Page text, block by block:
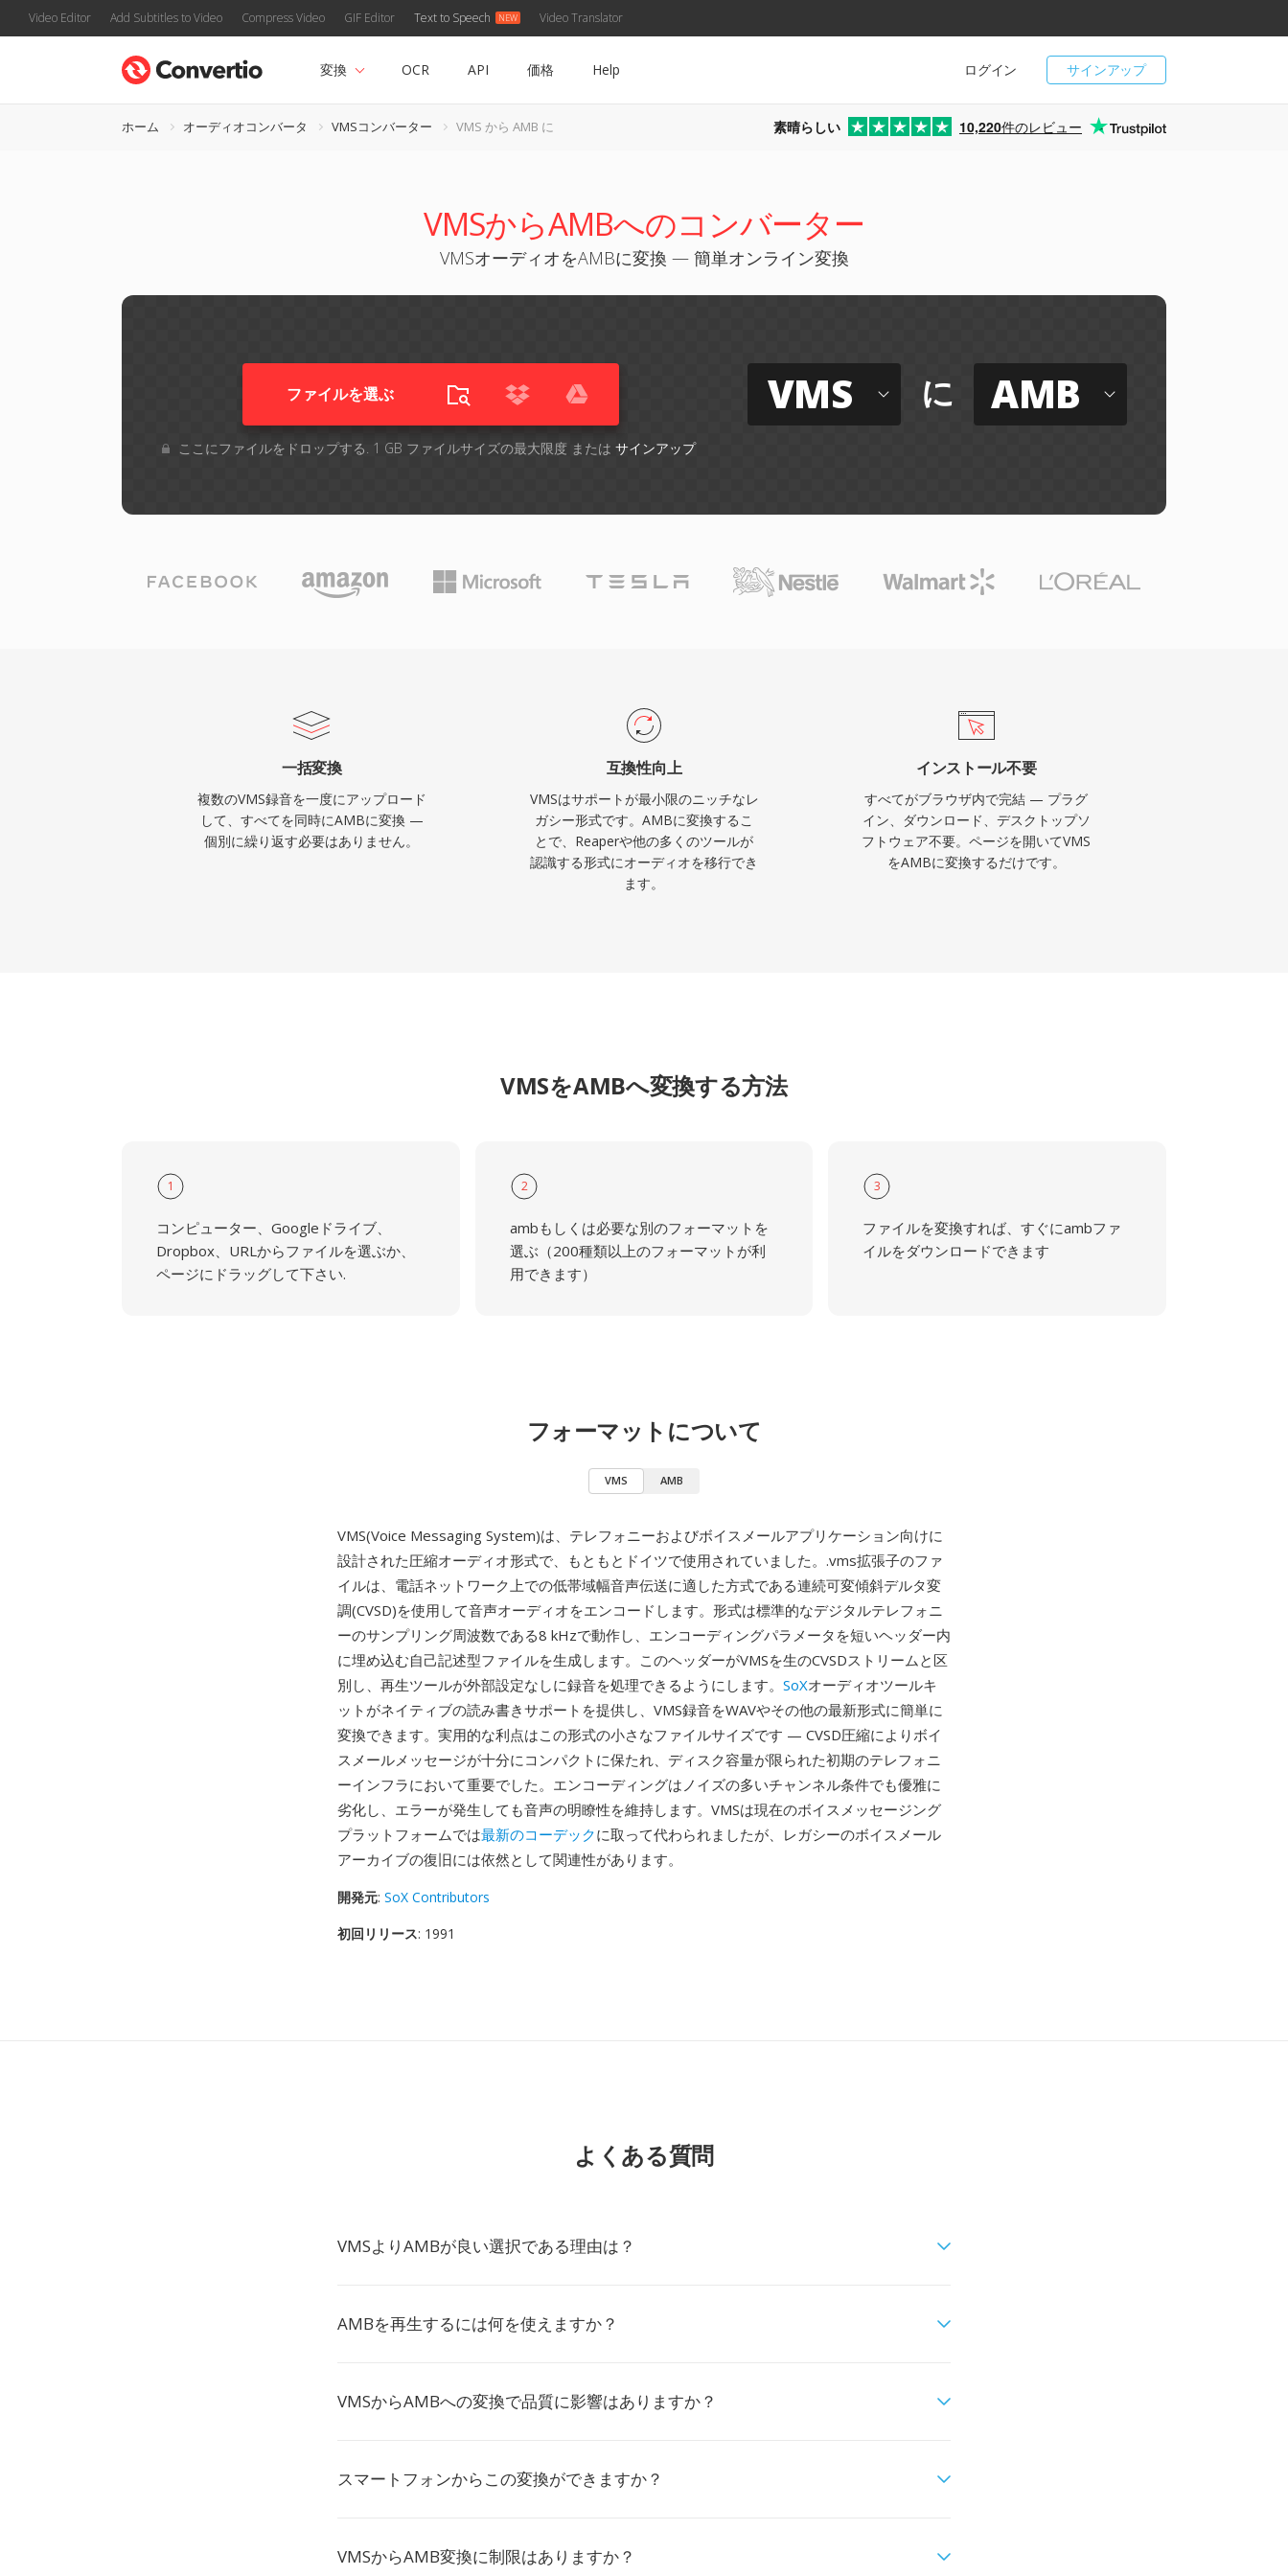
Video Editor Add Subtitles to Video Compress Video GIF Editor Text to Speech Video Translator
サインアップ
ログイン
変換 OCR API 価格 Help
ホーム オーディオコンバータ VMSコンバーター VMS から AMB に 素晴らしい 10,220件のレビュー
VMSからAMBへのコンバーター
VMSオーディオをAMBに変換 — 簡単オンライン変換
ファイルを選ぶ
ここにファイルをドロップする. 1 GB ファイルサイズの最大限度 または サインアップ
VMS に AMB
一括変換
複数のVMS録音を一度にアップロード
して、すべてを同時にAMBに変換 —
個別に繰り返す必要はありません。
互換性向上
VMSはサポートが最小限のニッチなレ
ガシー形式です。AMBに変換するこ
とで、Reaperや他の多くのツールが
認識する形式にオーディオを移行でき
ます。
インストール不要
すべてがブラウザ内で完結 — プラグ
イン、ダウンロード、デスクトップソ
フトウェア不要。ページを開いてVMS
をAMBに変換するだけです。
VMSをAMBへ変換する方法
1
コンピューター、Googleドライブ、
Dropbox、URLからファイルを選ぶか、
ページにドラッグして下さい.
2
ambもしくは必要な別のフォーマットを
選ぶ（200種類以上のフォーマットが利
用できます）
3
ファイルを変換すれば、すぐにambファ
イルをダウンロードできます
フォーマットについて
VMS AMB
VMS(Voice Messaging System)は、テレフォニーおよびボイスメールアプリケーション向けに
設計された圧縮オーディオ形式で、もともとドイツで使用されていました。.vms拡張子のファ
イルは、電話ネットワーク上での低帯域幅音声伝送に適した方式である連続可変傾斜デルタ変
調(CVSD)を使用して音声オーディオをエンコードします。形式は標準的なデジタルテレフォニ
ーのサンプリング周波数である8 kHzで動作し、エンコーディングパラメータを短いヘッダー内
に埋め込む自己記述型ファイルを生成します。このヘッダーがVMSを生のCVSDストリームと区
別し、再生ツールが外部設定なしに録音を処理できるようにします。 SoXオーディオツールキ
ットがネイティブの読み書きサポートを提供し、VMS録音をWAVやその他の最新形式に簡単に
変換できます。実用的な利点はこの形式の小さなファイルサイズです — CVSD圧縮によりボイ
スメールメッセージが十分にコンパクトに保たれ、ディスク容量が限られた初期のテレフォニ
ーインフラにおいて重要でした。エンコーディングはノイズの多いチャンネル条件でも優雅に
劣化し、エラーが発生しても音声の明瞭性を維持します。VMSは現在のボイスメッセージング
プラットフォームでは最新のコーデックに取って代わられましたが、レガシーのボイスメール
アーカイブの復旧には依然として関連性があります。
開発元: SoX Contributors
初回リリース: 1991
よくある質問
VMSよりAMBが良い選択である理由は？
AMBを再生するには何を使えますか？
VMSからAMBへの変換で品質に影響はありますか？
スマートフォンからこの変換ができますか？
VMSからAMB変換に制限はありますか？